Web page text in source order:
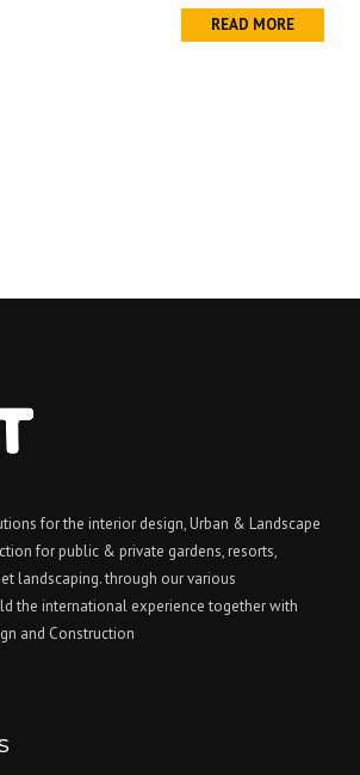
READ MORE
for the interior design, Urban & Landscape
for public & private gardens, resorts,
landscaping. through our various
the international experience together with
and Construction